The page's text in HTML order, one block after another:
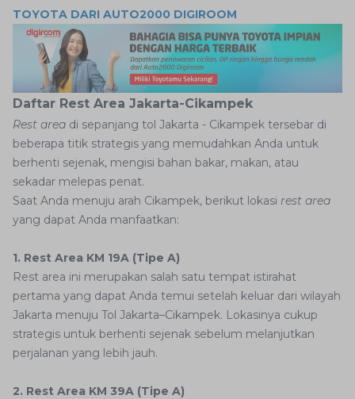
TOYOTA DARI AUTO2000 DIGIROOM
Daftar Rest Area Jakarta-Cikampek
Rest area di sepanjang tol Jakarta - Cikampek tersebar di
beberapa titik strategis yang memudahkan Anda untuk
berhenti sejenak, mengisi bahan bakar, makan, atau
sekadar melepas penat.
Saat Anda menuju arah Cikampek, berikut lokasi rest area
yang dapat Anda manfaatkan:
1. Rest Area KM 19A (Tipe A)
Rest area ini merupakan salah satu tempat istirahat
pertama yang dapat Anda temui setelah keluar dari wilayah
Jakarta menuju Tol Jakarta–Cikampek. Lokasinya cukup
strategis untuk berhenti sejenak sebelum melanjutkan
perjalanan yang lebih jauh.
2. Rest Area KM 39A (Tipe A)